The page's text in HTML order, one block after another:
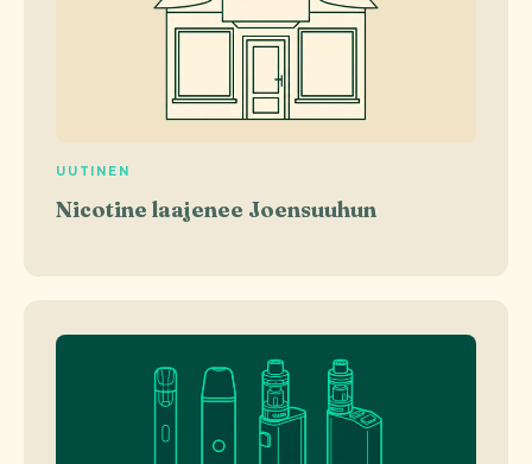
UUTINEN
Nicotine laajenee Joensuuhun